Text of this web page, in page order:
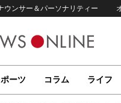
ウンサー＆パーソナリティー
ーツ コラム ライフ